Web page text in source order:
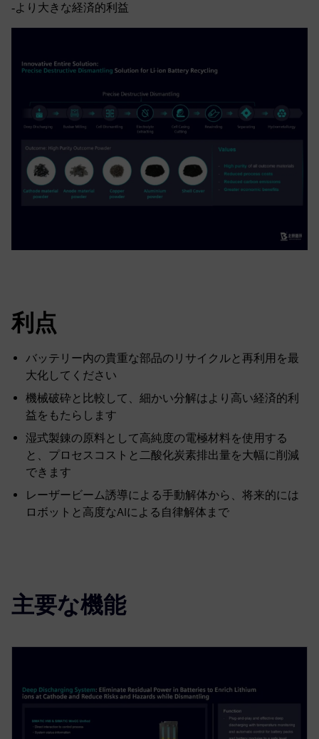
‐より大きな経済的利益
利点
バッテリー内の貴重な部品のリサイクルと再利用を最
大化してください
機械破砕と比較して、細かい分解はより高い経済的利
益をもたらします
湿式製錬の原料として高純度の電極材料を使用する
と、プロセスコストと二酸化炭素排出量を大幅に削減
できます
レーザービーム誘導による手動解体から、将来的には
ロボットと高度なAIによる自律解体まで
主要な機能